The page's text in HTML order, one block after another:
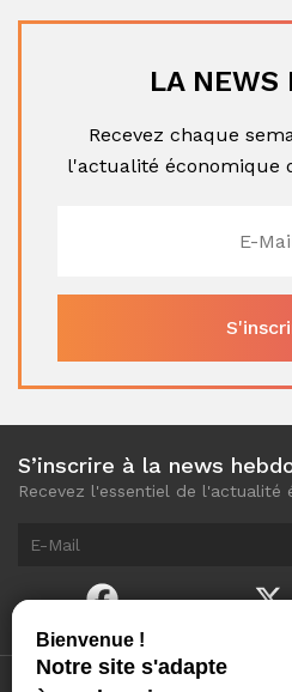
LA NEWS
Recevez chaque
l'actualité économique
S’inscrire à la news
Recevez l'essentiel de l'actualité